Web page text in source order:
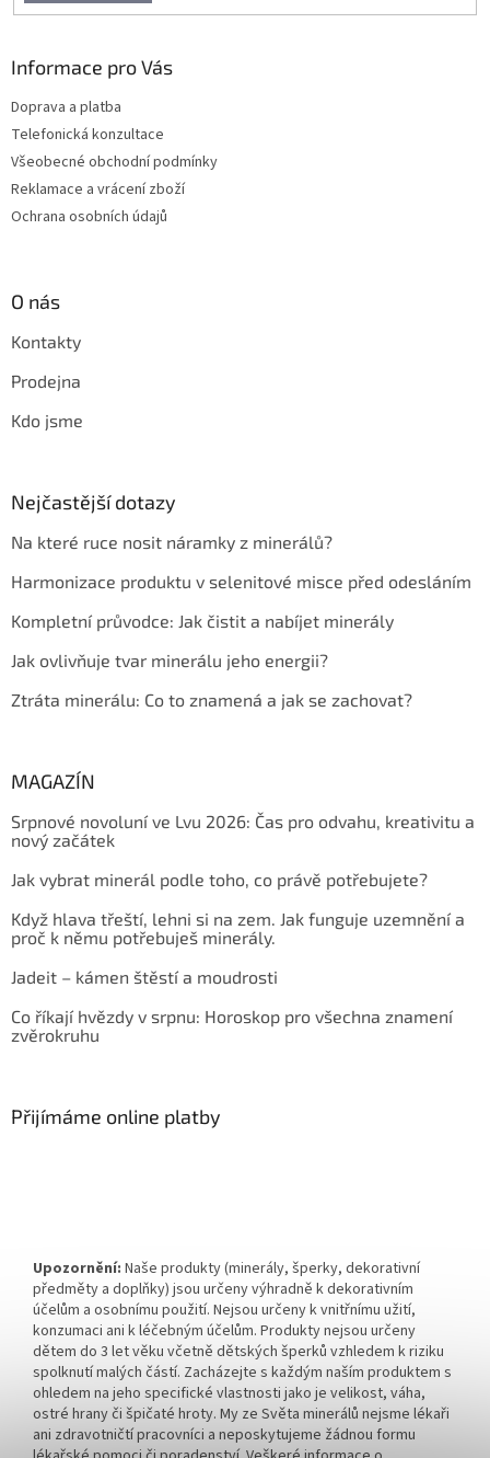
Informace pro Vás
Doprava a platba
Telefonická konzultace
Všeobecné obchodní podmínky
Reklamace a vrácení zboží
Ochrana osobních údajů
O nás
Kontakty
Prodejna
Kdo jsme
Nejčastější dotazy
Na které ruce nosit náramky z minerálů?
Harmonizace produktu v selenitové misce před odesláním
Kompletní průvodce: Jak čistit a nabíjet minerály
Jak ovlivňuje tvar minerálu jeho energii?
Ztráta minerálu: Co to znamená a jak se zachovat?
MAGAZÍN
Srpnové novoluní ve Lvu 2026: Čas pro odvahu, kreativitu a
nový začátek
Jak vybrat minerál podle toho, co právě potřebujete?
Když hlava třeští, lehni si na zem. Jak funguje uzemnění a
proč k němu potřebuješ minerály.
Jadeit – kámen štěstí a moudrosti
Co říkají hvězdy v srpnu: Horoskop pro všechna znamení
zvěrokruhu
Přijímáme online platby
Upozornění: Naše produkty (minerály, šperky, dekorativní
předměty a doplňky) jsou určeny výhradně k dekorativním
účelům a osobnímu použití. Nejsou určeny k vnitřnímu užití,
konzumaci ani k léčebným účelům. Produkty nejsou určeny
dětem do 3 let věku včetně dětských šperků vzhledem k riziku
spolknutí malých částí. Zacházejte s každým naším produktem s
ohledem na jeho specifické vlastnosti jako je velikost, váha,
ostré hrany či špičaté hroty. My ze Světa minerálů nejsme lékaři
ani zdravotničtí pracovníci a neposkytujeme žádnou formu